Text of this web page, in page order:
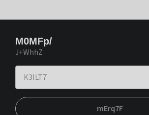
M0MFp/
J+WhhZ
mErq7F